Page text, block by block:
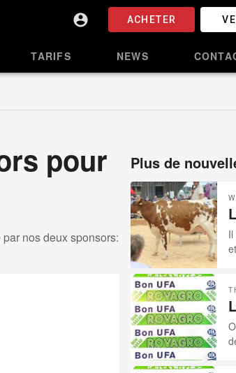
ACHETER
TARIFS NEWS
pour
nos deux sponsors:
Plus de